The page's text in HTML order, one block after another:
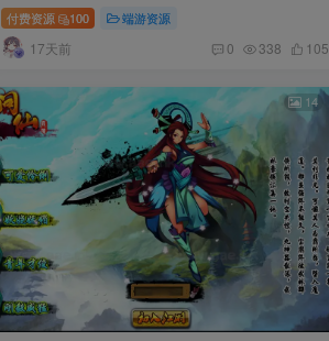
付费资源 100 端游资源
17天前 0 338 105
14